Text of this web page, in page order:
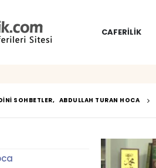
CAFERILIK
SOHBETLER, ABDULLAH TURAN HOCA